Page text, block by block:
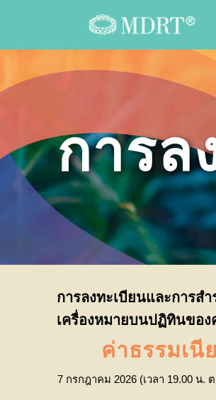
การล
การลงทะเบียนและการส
เครื่องหมายบนปฏิทินขอ
ค่าธรรมเนี
7 กรกฎาคม 2026 (เวลา 19.00 น.